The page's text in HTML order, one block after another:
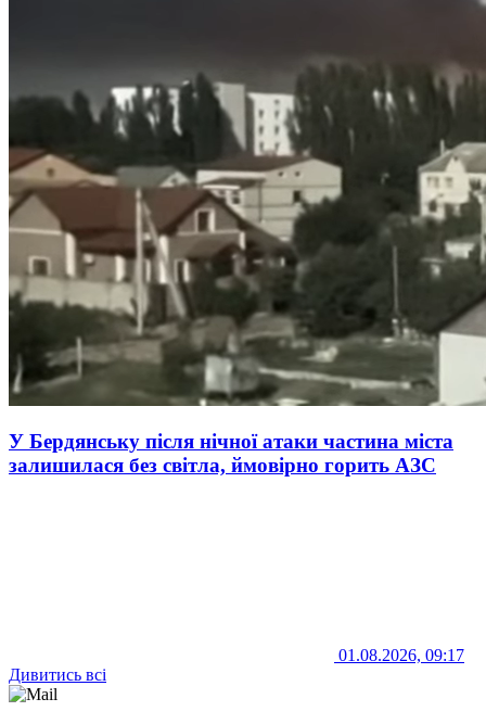
У Бердянську після нічної атаки частина міста
залишилася без світла, ймовірно горить АЗС
01.08.2026, 09:17
Дивитись всі